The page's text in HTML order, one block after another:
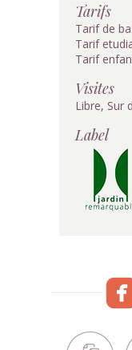
Tarifs
Tarif de
Tarif
Tarif
Visites
Libre, Sur
Label